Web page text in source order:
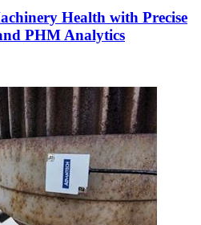
Health with Precise
PHM Analytics